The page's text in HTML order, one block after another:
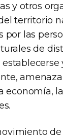
y otros
territorio
por las
de
economía,
de